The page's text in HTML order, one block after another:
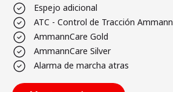
Espejo adicional
ATC - Control de Tracción Ammann
AmmannCare Gold
AmmannCare Silver
Alarma de marcha atras